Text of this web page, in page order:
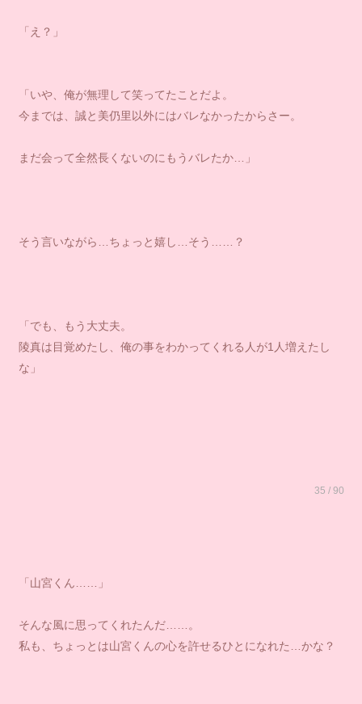
「え？」
「いや、俺が無理して笑ってたことだよ。
今までは、誠と美仍里以外にはバレなかったからさー。
まだ会って全然長くないのにもうバレたか…」
そう言いながら…ちょっと嬉し…そう……？
「でも、もう大丈夫。
陵真は目覚めたし、俺の事をわかってくれる人が1人増えたし
な」
35 / 90
「山宮くん……」
そんな風に思ってくれたんだ……。
私も、ちょっとは山宮くんの心を許せるひとになれた…かな？